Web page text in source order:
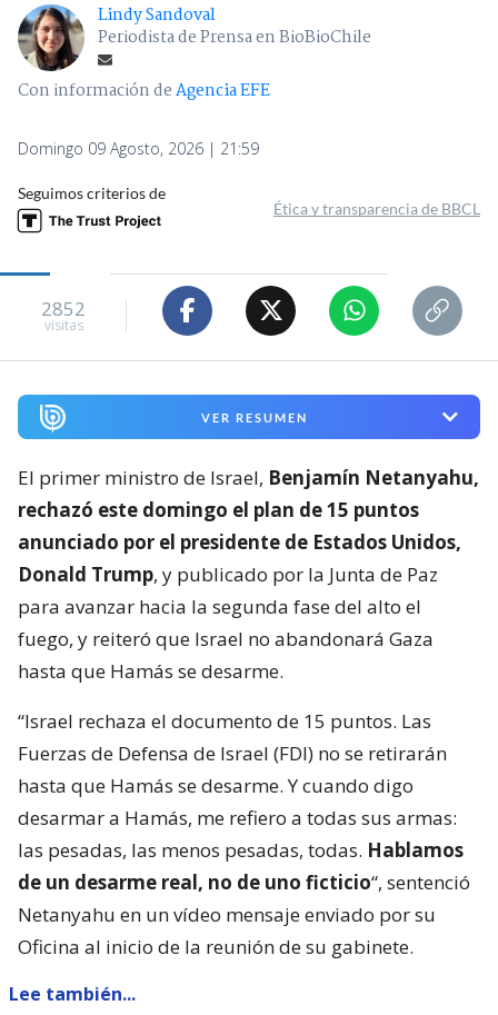
Lindy Sandoval
Periodista de Prensa en BioBioChile
Con información deAgencia EFE
Domingo 09 Agosto, 2026 | 21:59
Seguimos criterios de
Ética y transparencia de BBCL
2852
visitas
VER RESUMEN
El primer ministro de Israel, Benjamín Netanyahu,
rechazó este domingo el plan de 15 puntos
anunciado por el presidente de Estados Unidos,
Donald Trump, y publicado por la Junta de Paz
para avanzar hacia la segunda fase del alto el
fuego, y reiteró que Israel no abandonará Gaza
hasta que Hamás se desarme.
“Israel rechaza el documento de 15 puntos. Las
Fuerzas de Defensa de Israel (FDI) no se retirarán
hasta que Hamás se desarme. Y cuando digo
desarmar a Hamás, me refiero a todas sus armas:
las pesadas, las menos pesadas, todas. Hablamos
de un desarme real, no de uno ficticio“, sentenció
Netanyahu en un vídeo mensaje enviado por su
Oficina al inicio de la reunión de su gabinete.
Lee también...